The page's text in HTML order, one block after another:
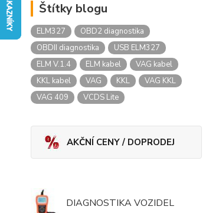
Štítky blogu
ELM327
OBD2 diagnostika
OBDII diagnostika
USB ELM327
ELM V.1.4
ELM kabel
VAG kabel
KKL kabel
VAG KKL
VAG KKL
VAG 409
VCDS Lite
AKČNÍ CENY / DOPRODEJ
DIAGNOSTIKA VOZIDEL